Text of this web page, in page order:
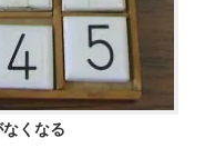
くなる